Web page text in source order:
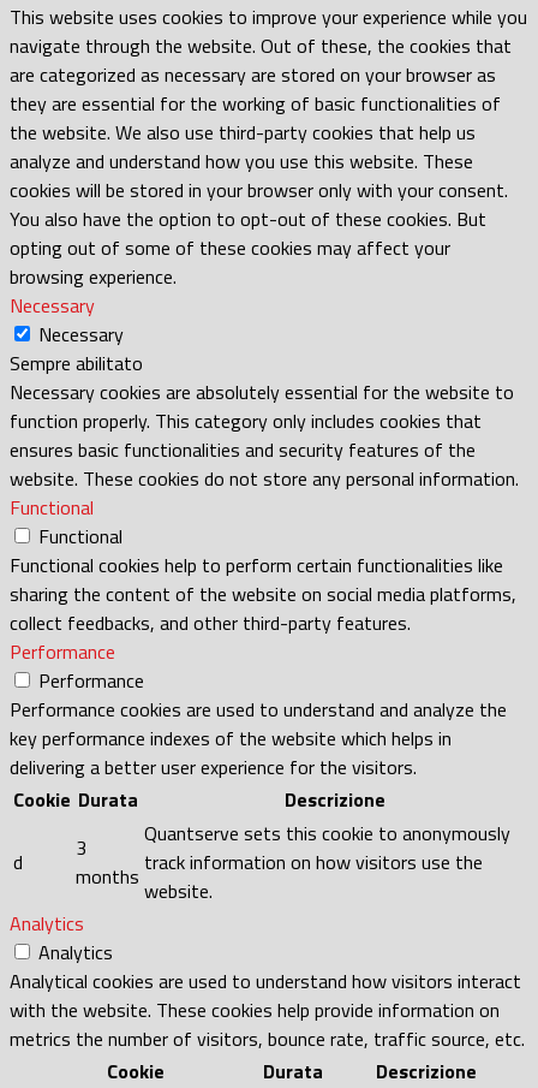
This website uses cookies to improve your experience while you
navigate through the website. Out of these, the cookies that
are categorized as necessary are stored on your browser as
they are essential for the working of basic functionalities of
the website. We also use third-party cookies that help us
analyze and understand how you use this website. These
cookies will be stored in your browser only with your consent.
You also have the option to opt-out of these cookies. But
opting out of some of these cookies may affect your
browsing experience.
Necessary
Necessary
Sempre abilitato
Necessary cookies are absolutely essential for the website to
function properly. This category only includes cookies that
ensures basic functionalities and security features of the
website. These cookies do not store any personal information.
Functional
Functional
Functional cookies help to perform certain functionalities like
sharing the content of the website on social media platforms,
collect feedbacks, and other third-party features.
Performance
Performance
Performance cookies are used to understand and analyze the
key performance indexes of the website which helps in
delivering a better user experience for the visitors.
Cookie Durata Descrizione
d
3
months
Quantserve sets this cookie to anonymously
track information on how visitors use the
website.
Analytics
Analytics
Analytical cookies are used to understand how visitors interact
with the website. These cookies help provide information on
metrics the number of visitors, bounce rate, traffic source, etc.
Cookie
Durata Descrizione